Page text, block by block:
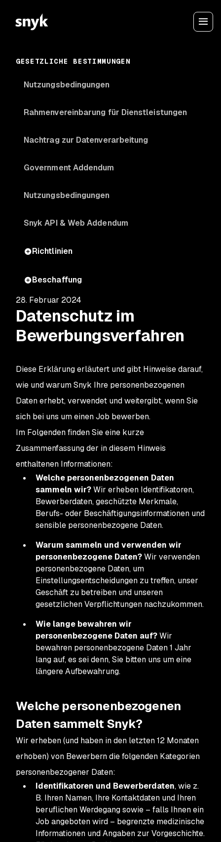
GESETZLICHE BESTIMMUNGEN
Nutzungsbedingungen
Rahmenvereinbarung für Dienstleistungen
Nachtrag zur Datenverarbeitung
Government Addendum
Nutzungsbedingungen
Snyk API & Web Addendum
Richtlinien
Beschaffung
28. Februar 2024
Datenschutz im
Bewerbungsverfahren
Diese Erklärung erläutert und gibt Hinweise darauf,
wie und warum Snyk Ihre personenbezogenen
Daten erhebt, verwendet und weitergibt, wenn Sie
sich bei uns um einen Job bewerben.
Im Folgenden finden Sie eine kurze
Zusammenfassung der in diesem Hinweis
enthaltenen Informationen:
Welche personenbezogenen Daten
sammeln wir?Wir erheben Identifikatoren,
Bewerberdaten, geschützte Merkmale,
Berufs- oder Beschäftigungsinformationen und
sensible personenbezogene Daten.
Warum sammeln und verwenden wir
personenbezogene Daten?Wir verwenden
personenbezogene Daten, um
Einstellungsentscheidungen zu treffen, unser
Geschäft zu betreiben und unseren
gesetzlichen Verpflichtungen nachzukommen.
Wie lange bewahren wir
personenbezogene Daten auf?Wir
bewahren personenbezogene Daten 1 Jahr
lang auf, es sei denn, Sie bitten uns um eine
längere Aufbewahrung.
Welche personenbezogenen
Daten sammelt Snyk?
Wir erheben (und haben in den letzten 12 Monaten
erhoben) von Bewerbern die folgenden Kategorien
personenbezogener Daten:
Identifikatoren und Bewerberdaten, wie z.
B. Ihren Namen, Ihre Kontaktdaten und Ihren
beruflichen Werdegang sowie – falls Ihnen ein
Job angeboten wird – begrenzte medizinische
Informationen und Angaben zur Vorgeschichte.